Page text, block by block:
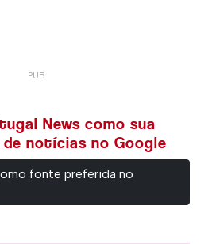
News como sua
notícias no Google
fonte preferida no